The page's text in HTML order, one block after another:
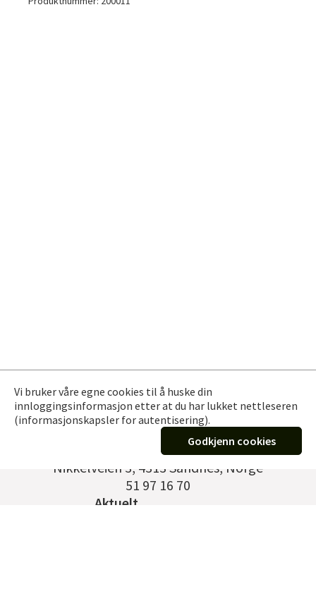
Germann Vervik EFTF AS
Nikkelveien 3, 4313 Sandnes, Norge
51 97 16 70
Aktuelt
Vi bruker våre egne cookies til å huske din
innloggingsinformasjon etter at du har lukket nettleseren
(informasjonskapsler for autentisering).
Godkjenn cookies